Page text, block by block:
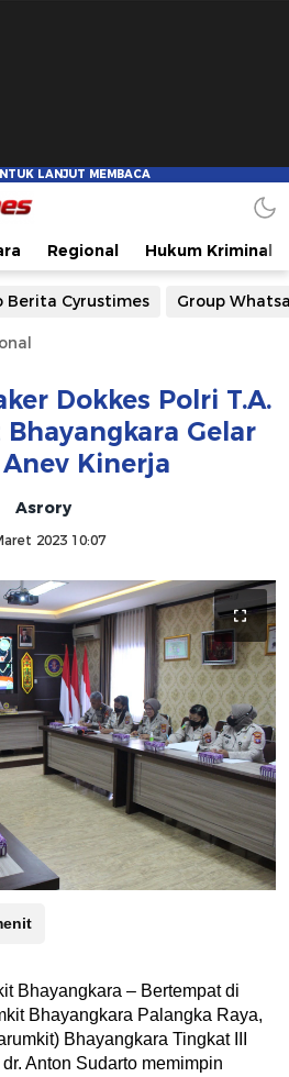
Regional Hukum Kriminal
Berita Cyrustimes Group
Dokkes Polri T.A.
Gelar
Kinerja
Asrory
2023 10:07
Bhayangkara – Bertempat di
Bhayangkara Palangka Raya,
Bhayangkara Tingkat III
Anton Sudarto memimpin